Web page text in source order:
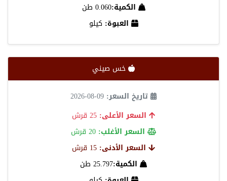
الكمية:0.060 طن
العبوة: كيلو
خس صيني
تاريخ السعر: 09-08-2026
السعر الأعلى: 25 قرش
السعر الأغلب: 20 قرش
السعر الأدنى:
الكمية:25.797 طن